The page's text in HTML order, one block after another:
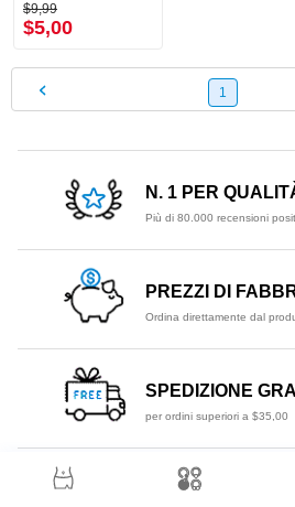
$9,99
$5,00
1
N. 1 PER
Più di 80.000 recensioni
PREZZI DI
Ordina direttamente dal
SPEDIZIONE
per ordini superiori a $35,00
IL NEGOZIO DI